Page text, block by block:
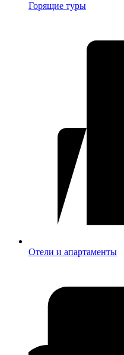
Горящие туры
Отели и апартаменты